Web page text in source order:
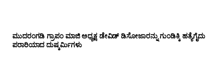
ಮುದರಂಗಡಿ ಗ್ರಾಪಂ ಮಾಜಿ ಅಧ್ಯಕ್ಷ ಡೇವಿಡ್ ಡಿಸೋಜಾರನ್ನು ಗುಂಡಿಕ್ಕಿ ಹತ್ಯೆಗೈದು
ಪರಾರಿಯಾದ ದುಷ್ಕರ್ಮಿಗಳು